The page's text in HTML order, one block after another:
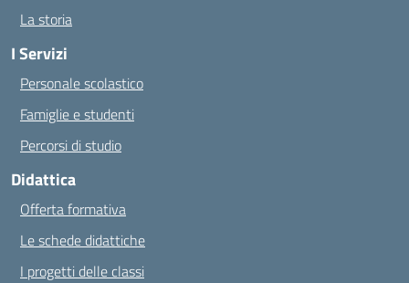
La storia
I Servizi
Personale scolastico
Famiglie e studenti
Percorsi di studio
Didattica
Offerta formativa
Le schede didattiche
I progetti delle classi